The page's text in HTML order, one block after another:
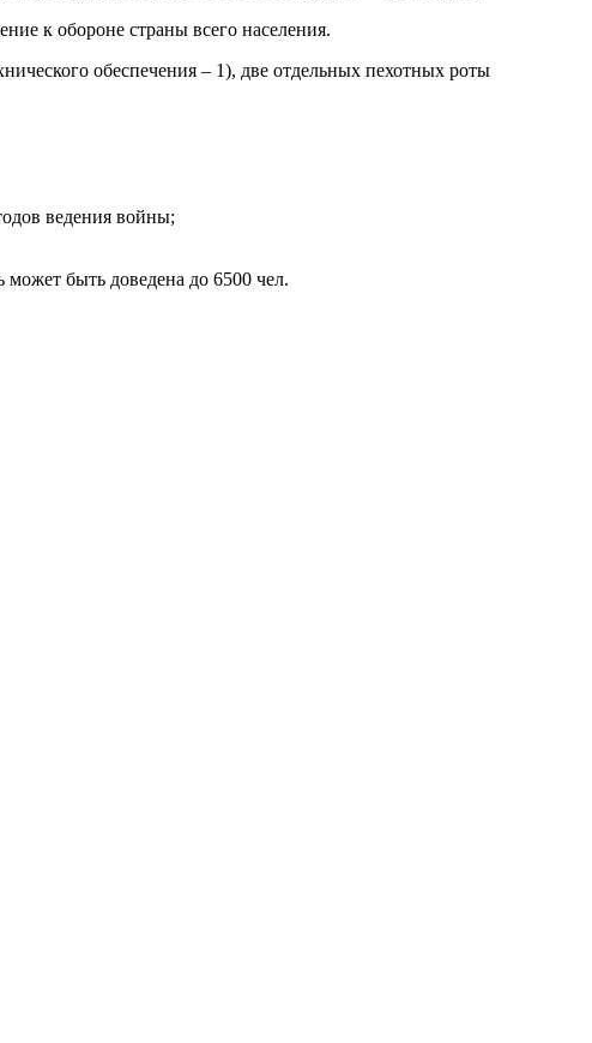
к обороне страны всего населения.
обеспечения – 1), две отдельных пехотных роты
ведения войны;
быть доведена до 6500 чел.